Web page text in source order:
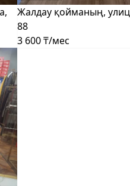
Жалдау қойманың,
88
3 600 ₸/мес